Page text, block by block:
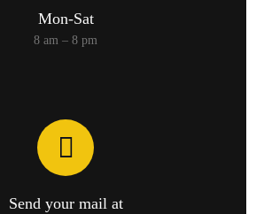
Mon-Sat
8 am – 8 pm
Send your mail at